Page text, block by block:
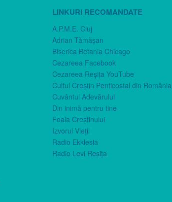
LINKURI RECOMANDATE
A.P.M.E. Cluj
Adrian Tămăşan
Biserica Betania Chicago
Cezareea Facebook
Cezareea Reşiţa YouTube
Cultul Creştin Penticostal din România
Cuvântul Adevărului
Din inimă pentru tine
Foaia Creştinului
Izvorul Vieţii
Radio Ekklesia
Radio Levi Reşiţa